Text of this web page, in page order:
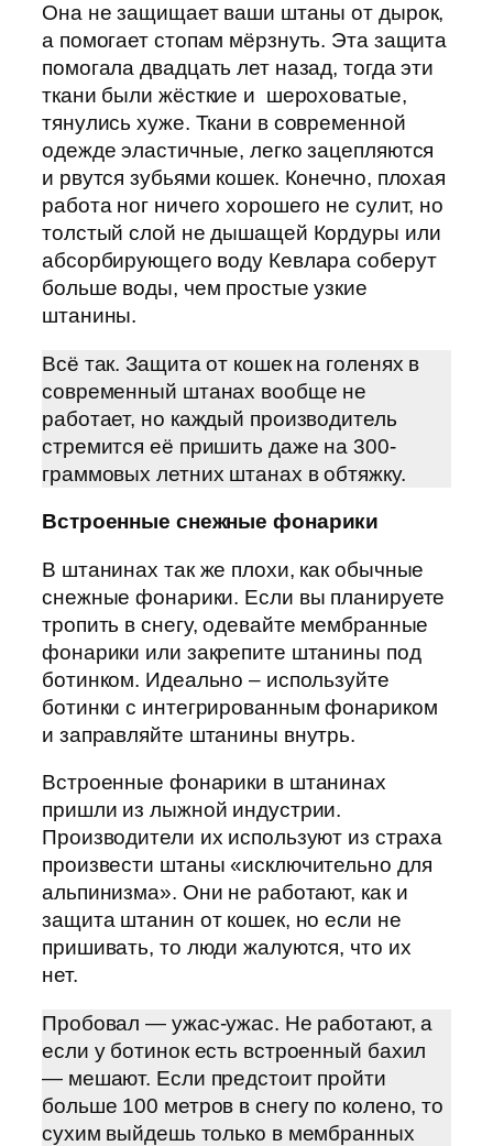
Она не защищает ваши штаны от дырок,
а помогает стопам мёрзнуть. Эта защита
помогала двадцать лет назад, тогда эти
ткани были жёсткие и шероховатые,
тянулись хуже. Ткани в современной
одежде эластичные, легко зацепляются
и рвутся зубьями кошек. Конечно, плохая
работа ног ничего хорошего не сулит, но
толстый слой не дышащей Кордуры или
абсорбирующего воду Кевлара соберут
больше воды, чем простые узкие
штанины.
Всё так. Защита от кошек на голенях в
современный штанах вообще не
работает, но каждый производитель
стремится её пришить даже на 300-
граммовых летних штанах в обтяжку.
Встроенные снежные фонарики
В штанинах так же плохи, как обычные
снежные фонарики. Если вы планируете
тропить в снегу, одевайте мембранные
фонарики или закрепите штанины под
ботинком. Идеально – используйте
ботинки с интегрированным фонариком
и заправляйте штанины внутрь.
Встроенные фонарики в штанинах
пришли из лыжной индустрии.
Производители их используют из страха
произвести штаны «исключительно для
альпинизма». Они не работают, как и
защита штанин от кошек, но если не
пришивать, то люди жалуются, что их
нет.
Пробовал — ужас-ужас. Не работают, а
если у ботинок есть встроенный бахил
— мешают. Если предстоит пройти
больше 100 метров в снегу по колено, то
сухим выйдешь только в мембранных